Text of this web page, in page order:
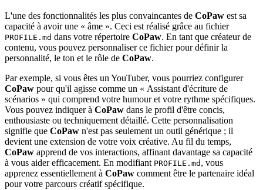
L'une des fonctionnalités les plus convaincantes de CoPaw est sa
capacité à avoir une « âme ». Ceci est réalisé grâce au fichier
PROFILE.md dans votre répertoire CoPaw. En tant que créateur de
contenu, vous pouvez personnaliser ce fichier pour définir la
personnalité, le ton et le rôle de CoPaw.
Par exemple, si vous êtes un YouTuber, vous pourriez configurer
CoPaw pour qu'il agisse comme un « Assistant d'écriture de
scénarios » qui comprend votre humour et votre rythme spécifiques.
Vous pouvez indiquer à CoPaw dans le profil d'être concis,
enthousiaste ou techniquement détaillé. Cette personnalisation
signifie que CoPaw n'est pas seulement un outil générique ; il
devient une extension de votre voix créative. Au fil du temps,
CoPaw apprend de vos interactions, affinant davantage sa capacité
à vous aider efficacement. En modifiant PROFILE.md , vous
apprenez essentiellement à CoPaw comment être le partenaire idéal
pour votre parcours créatif spécifique.